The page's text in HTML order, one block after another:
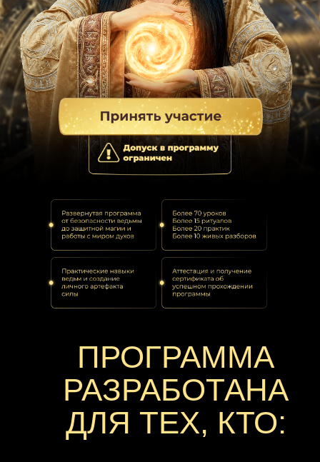
ПРОГРАММА
РАЗРАБОТАНА
ДЛЯ ТЕХ, КТО: